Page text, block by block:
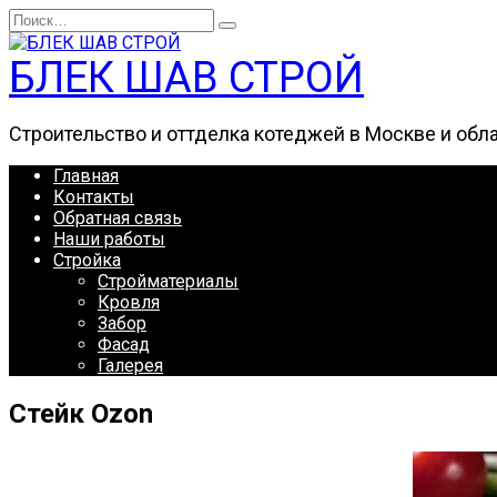
Перейти
к
содержанию
Search
for:
БЛЕК ШАВ СТРОЙ
Строительство и оттделка котеджей в Москве и
Главная
Контакты
Обратная связь
Наши работы
Стройка
Стройматериалы
Кровля
Забор
Фасад
Галерея
Стейк Ozon